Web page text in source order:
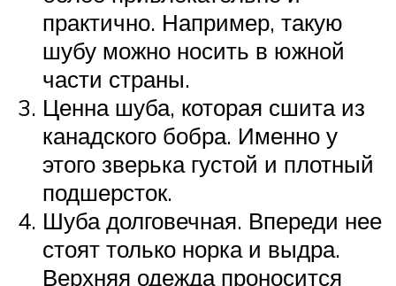
практично. Например, такую
шубу можно носить в южной
части страны.
Ценна шуба, которая сшита из
канадского бобра. Именно у
этого зверька густой и плотный
подшерсток.
Шуба долговечная. Впереди нее
стоят только норка и выдра.
Верхняя одежда проносится